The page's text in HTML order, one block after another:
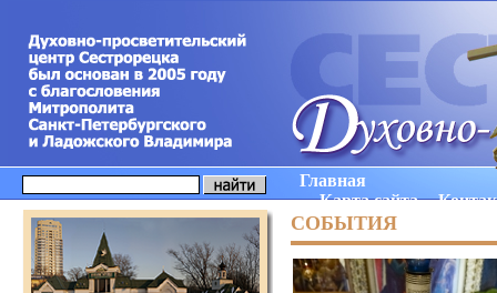
Главная
Карта сайта
СОБЫТИЯ